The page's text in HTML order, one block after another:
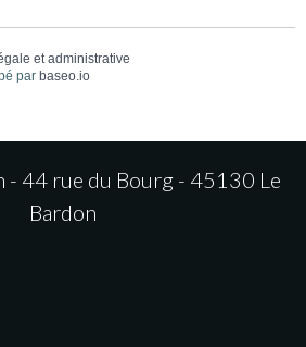
et administrative
par baseo.io
- 44 rue du Bourg - 45130 Le
Bardon